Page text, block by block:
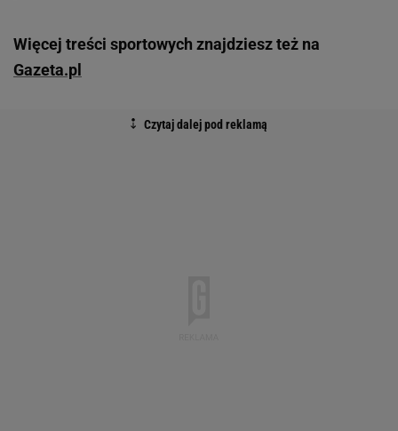
Więcej treści sportowych znajdziesz też na
Gazeta.pl